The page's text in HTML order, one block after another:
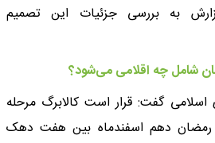
به بررسی جزئیات این تصمیم
شامل چه اقلامی می‌شود؟
گفت: قرار است کالابرگ مرحله
رمضان دهم اسفندماه بین هفت دهک